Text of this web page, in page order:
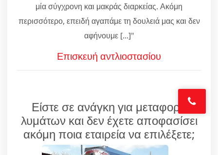
μία σύγχρονη και μακράς διαρκείας. Ακόμη
περισσότερο, επειδή αγαπάμε τη δουλειά μας και δεν
αφήνουμε [...]"
Επισκευή αντλιοστασίου
Είστε σε ανάγκη για μεταφορά
λυμάτων και δεν έχετε αποφασίσει
ακόμη ποια εταιρεία να επιλέξετε;